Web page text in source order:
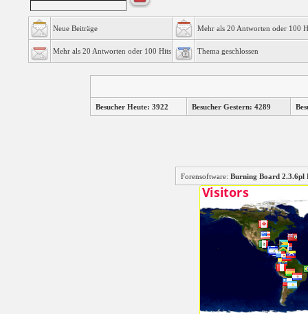
Neue Beiträge Mehr als 20 Antworten oder 100
Mehr als 20 Antworten oder 100 Hits Thema geschlossen
Besucher Heute: 3922 Besucher Gestern: 4289
Forensoftware: Burning Board